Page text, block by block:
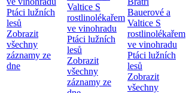
Ptáci lužních
lesů
Zobrazit
všechny
záznamy ze
dne
Valtice S
rostlinolékařem
ve vinohradu
Ptáci lužních
lesů
Zobrazit
všechny
záznamy ze
Bauerové a
Valtice S
rostlinolékařem
ve vinohradu
Ptáci lužních
lesů
Zobrazit
všechny